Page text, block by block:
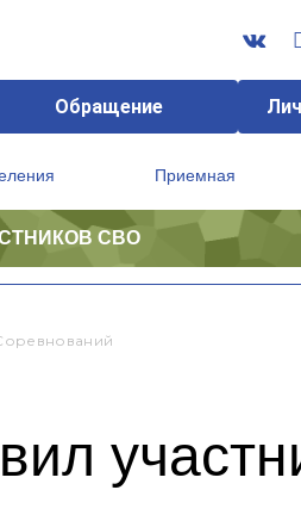
Обращение
Приемная
СВО